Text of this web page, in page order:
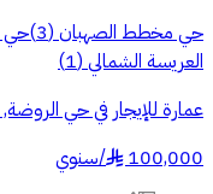
حي مخطط الصهبان(
3
)حي
العريسة الشمالي(
1
)
عمارة للإيجار في حي
100,000
§
/سنوي